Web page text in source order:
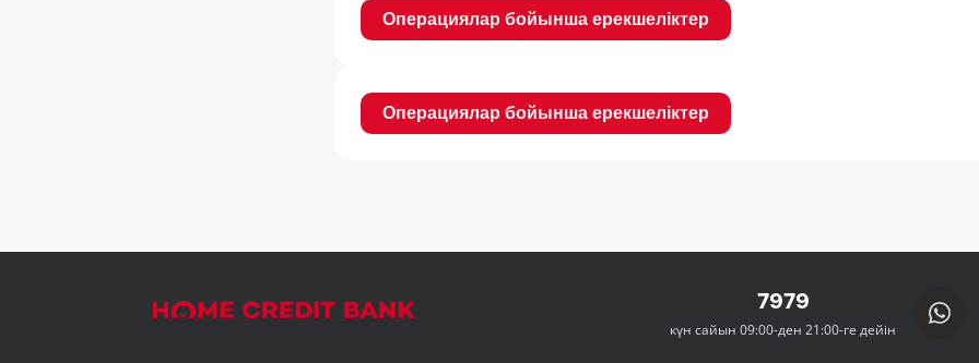
Операциялар бойынша ерекшеліктер
Операциялар бойынша ерекшеліктер
7979
күн сайын 09:00-ден 21:00-ге дейін